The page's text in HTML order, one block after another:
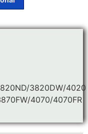
3820DW/4020
4070/4070FR